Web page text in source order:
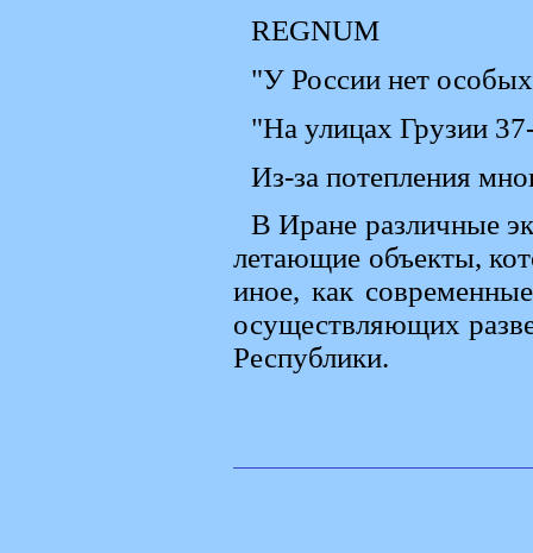
REGNUM
"У России нет
"На улицах Грузии
Из-за потепления
В Иране различные
летающие объекты,
иное, как
осуществляющих
Республики.